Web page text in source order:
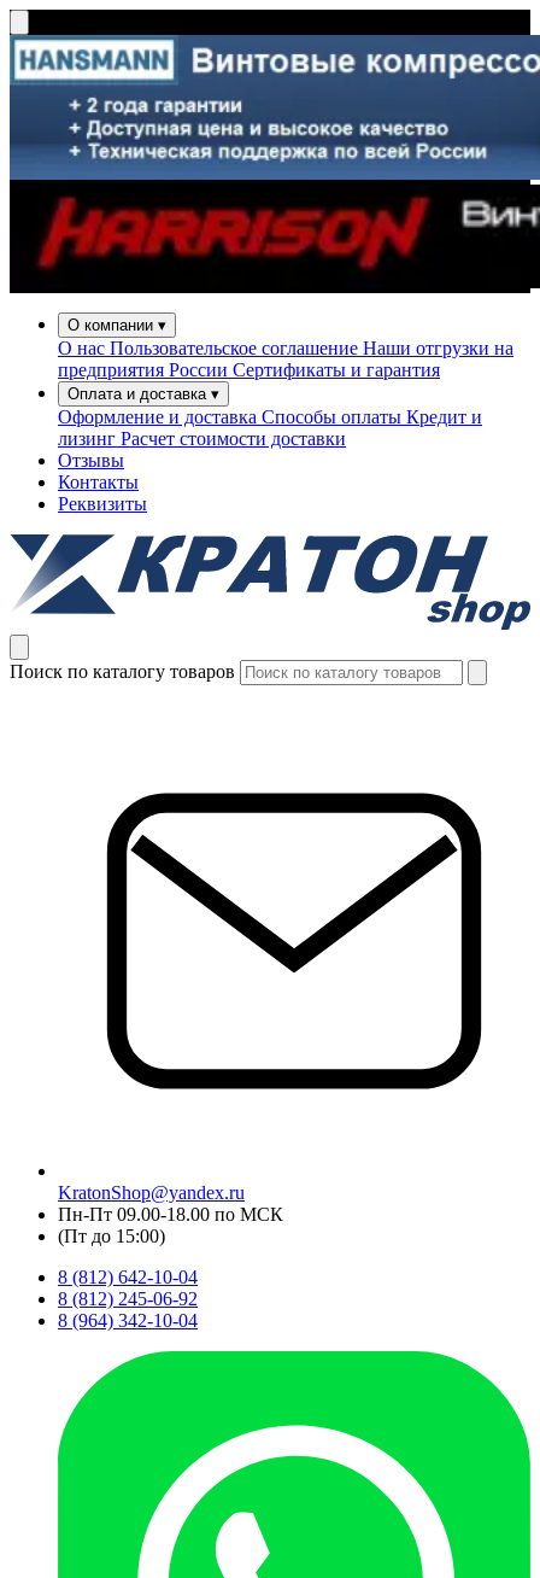
О компании ▾
О нас Пользовательское соглашение Наши отгрузки на
предприятия России Сертификаты и гарантия
Оплата и доставка ▾
Оформление и доставка Способы оплаты Кредит и
лизинг Расчет стоимости доставки
Отзывы
Контакты
Реквизиты
Поиск по каталогу товаров
KratonShop@yandex.ru
Пн-Пт 09.00-18.00 по МСК
(Пт до 15:00)
8 (812) 642-10-04
8 (812) 245-06-92
8 (964) 342-10-04